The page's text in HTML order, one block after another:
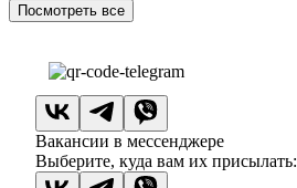
Посмотреть все
Вакансии в мессенджере
Выберите, куда вам их присылать: